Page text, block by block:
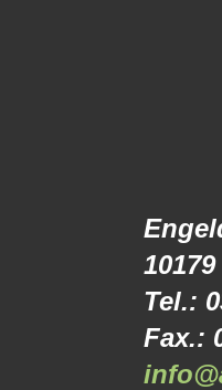
Tel.:
Fax.: